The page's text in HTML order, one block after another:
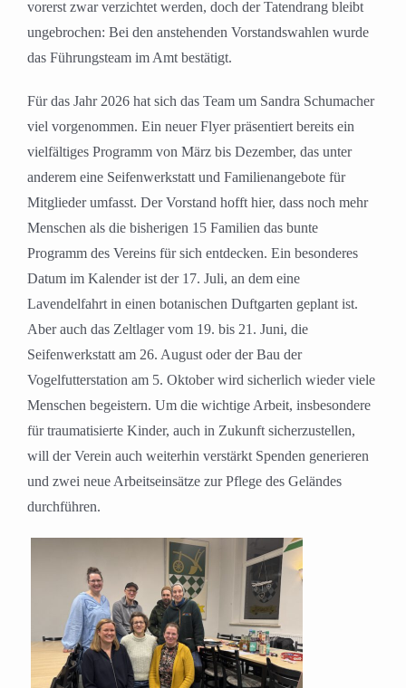
vorerst zwar verzichtet werden, doch der Tatendrang bleibt
ungebrochen: Bei den anstehenden Vorstandswahlen wurde
das Führungsteam im Amt bestätigt.
Für das Jahr 2026 hat sich das Team um Sandra Schumacher
viel vorgenommen. Ein neuer Flyer präsentiert bereits ein
vielfältiges Programm von März bis Dezember, das unter
anderem eine Seifenwerkstatt und Familienangebote für
Mitglieder umfasst. Der Vorstand hofft hier, dass noch mehr
Menschen als die bisherigen 15 Familien das bunte
Programm des Vereins für sich entdecken. Ein besonderes
Datum im Kalender ist der 17. Juli, an dem eine
Lavendelfahrt in einen botanischen Duftgarten geplant ist.
Aber auch das Zeltlager vom 19. bis 21. Juni, die
Seifenwerkstatt am 26. August oder der Bau der
Vogelfutterstation am 5. Oktober wird sicherlich wieder viele
Menschen begeistern. Um die wichtige Arbeit, insbesondere
für traumatisierte Kinder, auch in Zukunft sicherzustellen,
will der Verein auch weiterhin verstärkt Spenden generieren
und zwei neue Arbeitseinsätze zur Pflege des Geländes
durchführen.